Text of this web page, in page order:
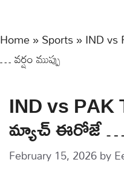
Home»Sports»IND
… వర్షం ముప్పు
IND vs PAK
మ్యాచ్ ఈరోజే …
February 15, 2026by